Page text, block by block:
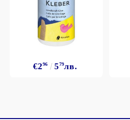
€296 579лв.